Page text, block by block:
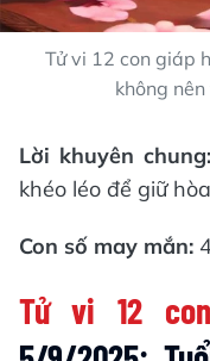
Tử vi 12 con giáp
không
Lời khuyên chung:
khéo léo để giữ
Con số may mắn:
Tử vi 12